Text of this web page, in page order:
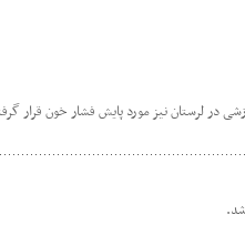
لرستان نیز مورد پایش فشار خون قرار